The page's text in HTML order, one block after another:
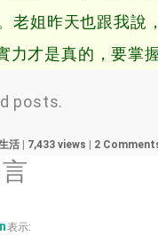
老姐昨天也跟我說
力才是真的，要掌
posts.
活 7,433 views 2
表示: